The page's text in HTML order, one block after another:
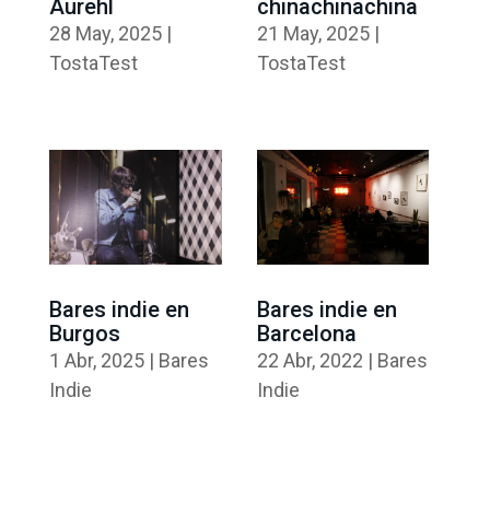
Aurehl
28 May, 2025|
TostaTest
chinachinachina
21 May, 2025|
TostaTest
Bares indie en
Burgos
1 Abr, 2025| Bares
Indie
Bares indie en
Barcelona
22 Abr, 2022 | Bares
Indie